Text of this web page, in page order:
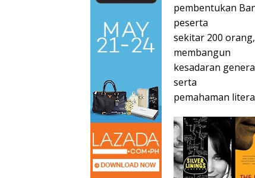
pembentukan
peserta
sekitar 200
membangun
kesadaran
serta
pemahaman